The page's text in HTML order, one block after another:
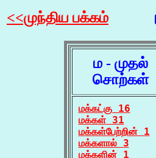
<<முந்திய பக்கம்
ம - முதல்
சொற்கள்
மக்கட்கு 16
மக்கள் 31
மக்கள்பேற்றின் 1
மக்களால் 3
மக்களின் 1